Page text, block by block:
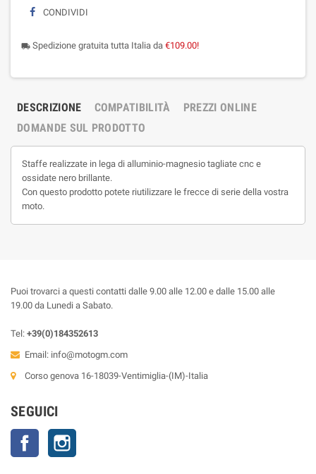
CONDIVIDI
local_shipping Spedizione gratuita tutta Italia da €109.00!
DESCRIZIONE COMPATIBILITÀ
PREZZI ONLINE
DOMANDE SUL PRODOTTO
Staffe realizzate in lega di alluminio-magnesio tagliate cnc e
ossidate nero brillante.
Con questo prodotto potete riutilizzare le frecce di serie della vostra
moto.
Puoi trovarci a questi contatti dalle 9.00 alle 12.00 e dalle 15.00 alle
19.00 da Lunedi a Sabato.
Tel: +39(0)184352613
Email: info@motogm.com
Corso genova 16-18039-Ventimiglia-(IM)-Italia
SEGUICI
Facebook